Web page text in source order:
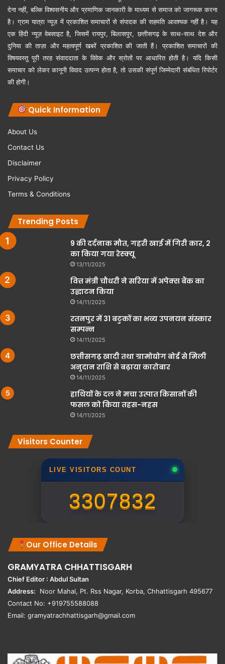
देना नहीं, बल्कि विश्वसनीय और प्रमाणिक जानकारी के माध्यम से समाज को जागरूक करना
है। ग्राम यात्रा न्यूज़ में प्रकाशित समाचारों से संपादक की सहमति आवश्यक नहीं है। यह
एक हिंदी न्यूज़ वेबसाइट है, जिसमें रायपुर, बिलासपुर, छत्तीसगढ़ के साथ-साथ देश और
दुनिया की ताज़ा और महत्वपूर्ण खबरें प्रकाशित की जाती हैं। प्रकाशित समाचारों की
विषयवस्तु पूरी तरह संवाददाता के विवेक और स्रोतों पर आधारित होती है। यदि किसी
समाचार को लेकर कानूनी विवाद उत्पन्न होता है, तो उसकी संपूर्ण जिम्मेदारी संबंधित रिपोर्टर
की होगी।
Quick Information
About Us
Contact Us
Disclaimer
Privacy Policy
Terms & Conditions
Trending Posts
9 की दर्दनाक मौत, गहरी खाई में गिरी कार, 2
का किया गया रेस्क्यू
13/11/2025
वित्त मंत्री चौधरी ने सरिया में अपेक्स बैंक का
उद्घाटन किया
14/11/2025
रतनपुर में 31 बटुकों का भव्य उपनयन संस्कार
सम्पन्न
14/11/2025
छत्तीसगढ़ खादी तथा ग्रामोद्योग बोर्ड से मिली
अनुदान राशि से बढ़ाया कारोबार
14/11/2025
हाथियों के दल ने मचा उत्पात किसानों की
फसल को किया तहस-नहस
14/11/2025
Visitors Counter
LIVE VISITORS COUNT
3307832
Our Office Details
GRAMYATRA CHHATTISGARH
Chief Editor : Abdul Sultan
Address: Noor Mahal, Pt. Rss Nagar, Korba, Chhattisgarh 495677
Contact No: +919755588088
Email: gramyatrachhattisgarh@gmail.com